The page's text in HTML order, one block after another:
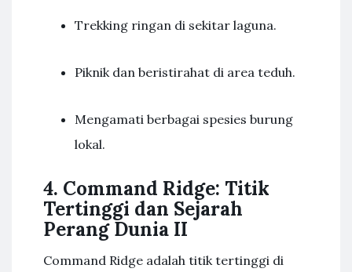
Trekking ringan di sekitar laguna.
Piknik dan beristirahat di area teduh.
Mengamati berbagai spesies burung
lokal.
4. Command Ridge: Titik
Tertinggi dan Sejarah
Perang Dunia II
Command Ridge adalah titik tertinggi di